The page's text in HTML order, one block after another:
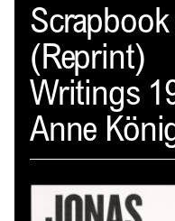
Spector
PROFIL
INDEX
(Reprint)
Writings
Anne